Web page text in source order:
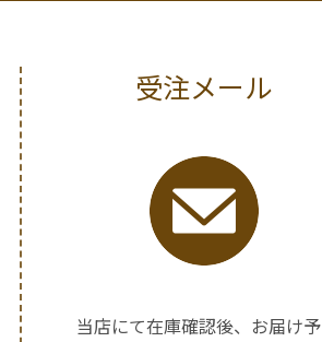
受注メール
当店にて在庫確認後、お届け予